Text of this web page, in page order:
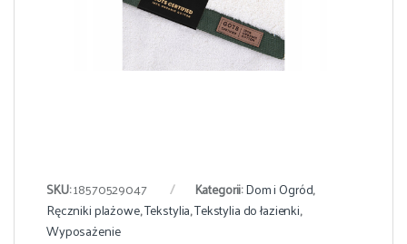
SKU:18570529047 Kategorii:Dom i Ogród,
Ręczniki plażowe,Tekstylia,Tekstylia do łazienki,
Wyposażenie